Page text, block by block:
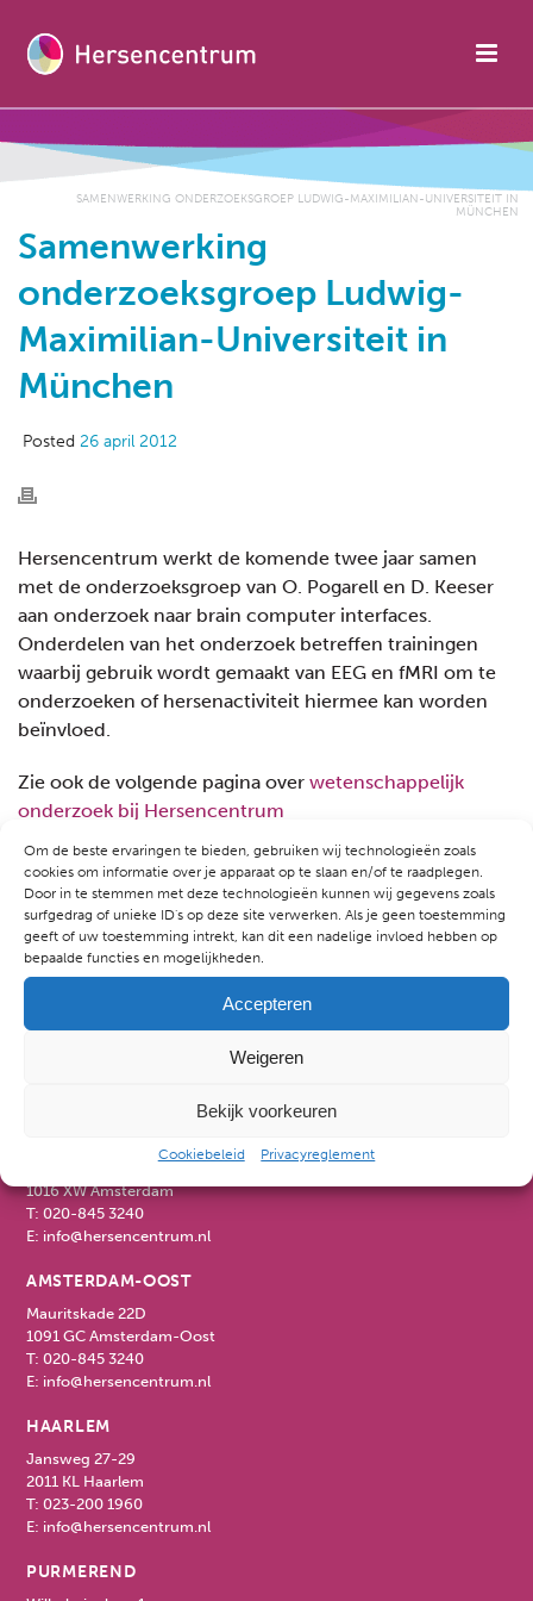
Om de beste ervaringen te bieden, gebruiken wij technologieën zoals
cookies om informatie over je apparaat op te slaan en/of te raadplegen.
Door in te stemmen met deze technologieën kunnen wij gegevens zoals
surfgedrag of unieke ID's op deze site verwerken. Als je geen toestemming
geeft of uw toestemming intrekt, kan dit een nadelige invloed hebben op
bepaalde functies en mogelijkheden.
Accepteren
Weigeren
Bekijk voorkeuren
Cookiebeleid Privacyreglement
SAMENWERKING ONDERZOEKSGROEP LUDWIG-MAXIMILIAN-UNIVERSITEIT IN
MÜNCHEN
Samenwerking
onderzoeksgroep Ludwig-
Maximilian-Universiteit in
München
Posted 26 april 2012
Hersencentrum werkt de komende twee jaar samen
met de onderzoeksgroep van O. Pogarell en D. Keeser
aan onderzoek naar brain computer interfaces.
Onderdelen van het onderzoek betreffen trainingen
waarbij gebruik wordt gemaakt van EEG en fMRI om te
onderzoeken of hersenactiviteit hiermee kan worden
beïnvloed.
Zie ook de volgende pagina over wetenschappelijk
onderzoek bij Hersencentrum
1016 XW Amsterdam
T:020-845 3240
E: info@hersencentrum.nl
AMSTERDAM-OOST
Mauritskade 22D
1091 GC Amsterdam-Oost
T:020-845 3240
E: info@hersencentrum.nl
HAARLEM
Jansweg 27-29
2011 KL Haarlem
T:023-200 1960
E: info@hersencentrum.nl
PURMEREND